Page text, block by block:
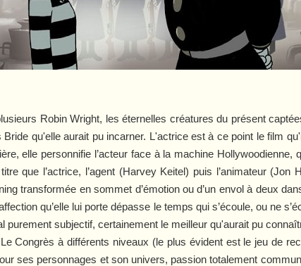
Robin Wright, les éternelles créatures du présent
Bride qu'elle aurait pu incarner. L'actrice est à ce point le film
elle personnifie l’acteur face à la machine Hollywoodienne,
que l’actrice, l’agent (Harvey Keitel) puis l’animateur
transformée en sommet d’émotion ou d’un envol à deux
qu’elle lui porte dépasse le temps qui s’écoule, ou ne
purement subjectif, certainement le meilleur qu'aurait pu
Le Congrès à différents niveaux (le plus évident est le jeu de
ses personnages et son univers, passion totalement